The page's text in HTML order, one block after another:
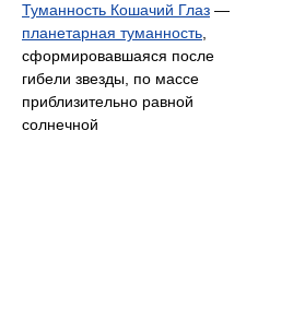
Туманность Кошачий Глаз —
планетарная туманность
сформировавшаяся после
гибели звезды, по массе
приблизительно равной
солнечной